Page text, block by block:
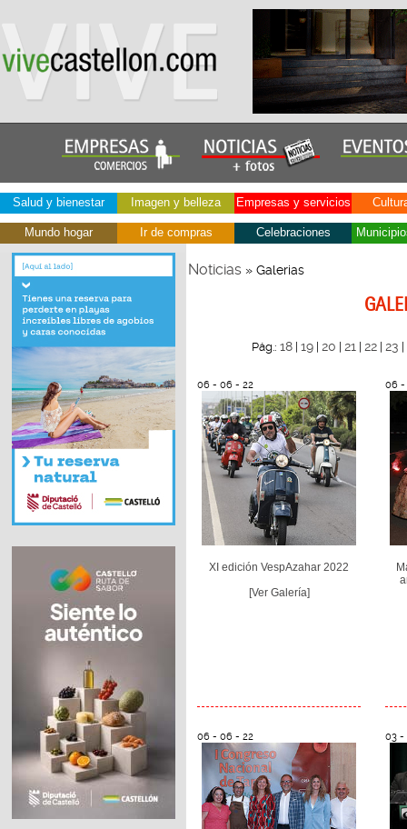
Salud y bienestar Imagen y belleza Empresas y servicios
Mundo hogar Ir de compras Celebraciones
Noticias » Galerias
Pág.: 18 | 19 | 20 | 21 | 22 | 23 |
06 - 06 - 22
XI edición VespAzahar 2022
[Ver Galería]
06 -
06 - 06 - 22 03 -